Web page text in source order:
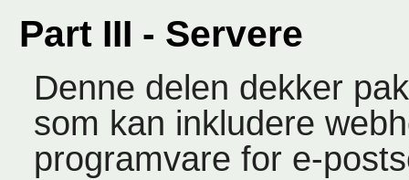
Part III - Servere
Denne delen dekker
som kan inkludere
programvare for e-